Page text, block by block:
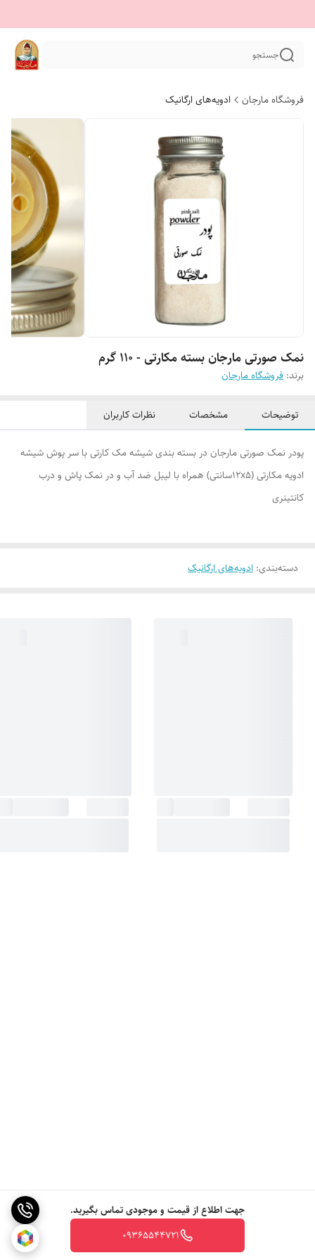
جستجو
فروشگاه مارجان ادویه‌های ارگانیک
نمک صورتی مارجان بسته مکارتی - 110 گرم
برند: فروشگاه مارجان
جهت اطلاع از قیمت و موجودی تماس بگیرید.
09365544721
توضیحات مشخصات نظرات کاربران
پودر نمک صورتی مارجان در بسته بندی شیشه مک کارتی با سر پوش شیشه
ادویه مکارتی (12x5سانتی) همراه با لیبل ضد آب و در نمک پاش و درب
کانتینری
دسته‌بندی: ادویه‌های ارگانیک